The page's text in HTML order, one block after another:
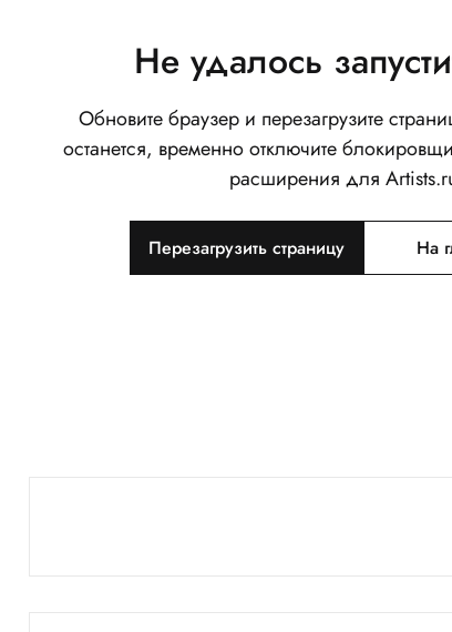
Не удалось
Обновите браузер и перезагрузите
останется, временно отключите
расширения для
Перезагрузить страницу На